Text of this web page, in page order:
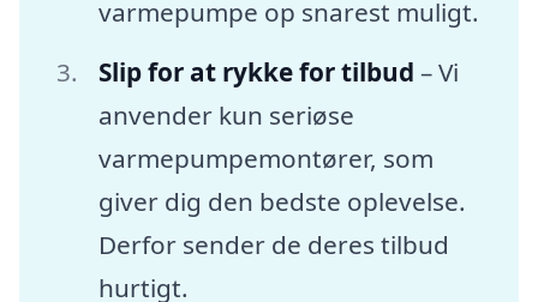
varmepumpe op snarest muligt.
Slip for at rykke for tilbud – Vi
anvender kun seriøse
varmepumpemontører, som
giver dig den bedste oplevelse.
Derfor sender de deres tilbud
hurtigt.